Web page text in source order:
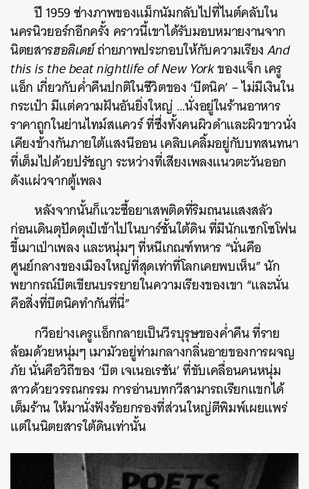
ปี 1959 ช่างภาพของแม็กนัมกลับไปที่ไนต์คลับใน
นครนิวยอร์กอีกครั้ง คราวนี้เขาได้รับมอบหมายงานจาก
นิตยสารฮอลิเดย์ถ่ายภาพประกอบให้กับความเรียงAnd
this is the beat nightlife of New Yorkของแจ็ก เครู
แอ็ก เกี่ยวกับค่ำคืนปกติในชีวิตของ ‘บีตนิค’ – ไม่มีเงินใน
กระเป๋า มีแต่ความฝันอันยิ่งใหญ่ …นั่งอยู่ในร้านอาหาร
ราคาถูกในย่านไทม์สแควร์ ที่ซึ่งทั้งคนผิวดำและผิวขาวนั่ง
เคียงข้างกันภายใต้แสงนีออน เคลิบเคลิ้มอยู่กับบทสนทนา
ที่เต็มไปด้วยปรัชญา ระหว่างที่เสียงเพลงแนวตะวันออก
ดังแผ่วจากตู้เพลง
หลังจากนั้นก็แวะซื้อยาเสพติดที่ริมถนนแสงสลัว
ก่อนเดินตุปัดตุเป๋เข้าไปในบาร์ชั้นใต้ดิน ที่มีนักแซกโซโฟน
ขี้เมาเป่าเพลง และหนุ่มๆ ที่หนีเกณฑ์ทหาร “นั่นคือ
ศูนย์กลางของเมืองใหญ่ที่สุดเท่าที่โลกเคยพบเห็น” นัก
พยากรณ์บีตเขียนบรรยายในความเรียงของเขา “และนั่น
คือสิ่งที่บีตนิคทำกันที่นี่”
กวีอย่างเครูแอ็กกลายเป็นวีรบุรุษของค่ำคืน ที่ราย
ล้อมด้วยหนุ่มๆ เมามัวอยู่ท่ามกลางกลิ่นอายของการผจญ
ภัย นั่นคือวิถีของ ‘บีต เจเนอเรชัน’ ที่ขับเคลื่อนคนหนุ่ม
สาวด้วยวรรณกรรม การอ่านบทกวีสามารถเรียกแขกได้
เต็มร้าน ให้มานั่งฟังร้อยกรองที่ส่วนใหญ่ตีพิมพ์เผยแพร่
แต่ในนิตยสารใต้ดินเท่านั้น